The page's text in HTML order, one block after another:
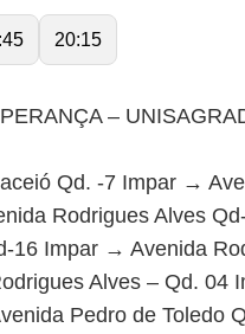
20:15
–
Qd. -7 Impar →
Rodrigues Alves
16 Impar → Avenida
Alves – Qd. 04
Pedro de Toledo